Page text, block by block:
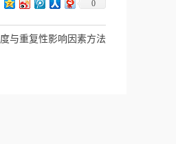
0
与重复性影响因素方法